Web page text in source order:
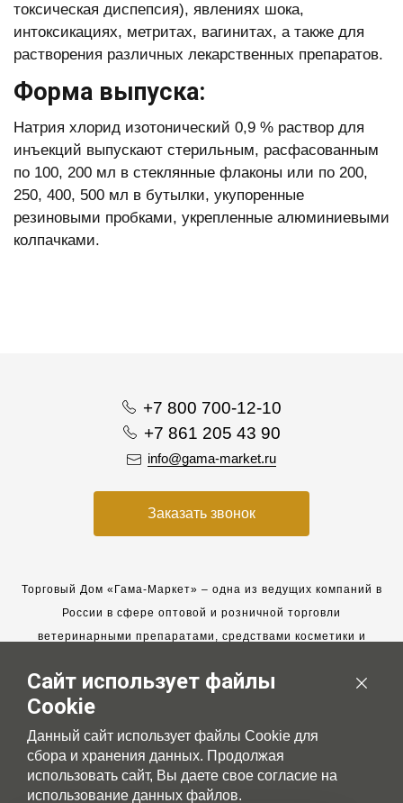
токсическая диспепсия), явлениях шока,
интоксикациях, метритах, вагинитах, а также для
растворения различных лекарственных препаратов.
Форма выпуска:
Натрия хлорид изотонический 0,9 % раствор для
инъекций выпускают стерильным, расфасованным
по 100, 200 мл в стеклянные флаконы или по 200,
250, 400, 500 мл в бутылки, укупоренные
резиновыми пробками, укрепленные алюминиевыми
колпачками.
+7 800 700-12-10
+7 861 205 43 90
info@gama-market.ru
Заказать звонок
Торговый Дом «Гама-Маркет» – одна из ведущих компаний в
России в сфере оптовой и розничной торговли
ветеринарными препаратами, средствами косметики и
Мы работаем с 2005 года. Мы приглашаем к сотрудничеству
новых клиентов и всегда рассчитываем на взаимовыгодные,
долгосрочные партнерские отношения.
Сайт использует файлы
Cookie
Данный сайт использует файлы Cookie для
сбора и хранения данных. Продолжая
использовать сайт, Вы даете свое согласие на
использование данных файлов.